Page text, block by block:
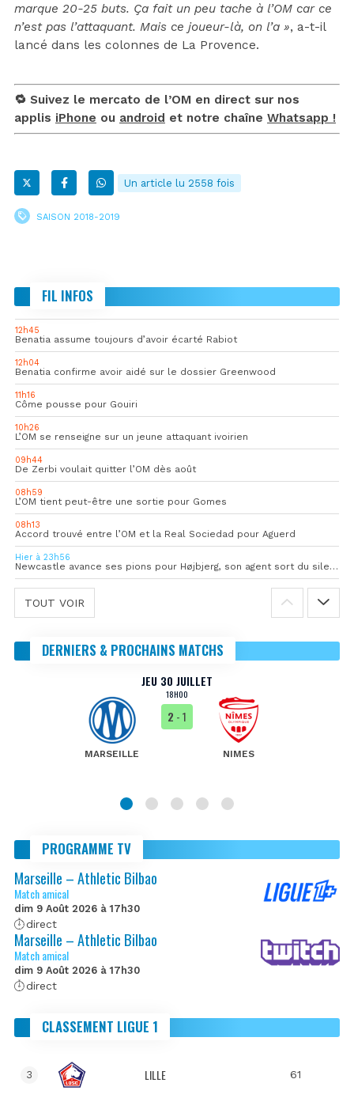
marque 20-25 buts. Ça fait un peu tache à l’OM car ce
n’est pas l’attaquant. Mais ce joueur-là, on l’a », a-t-il
lancé dans les colonnes de La Provence.
🔁 Suivez le mercato de l’OM en direct sur nos
applis iPhone ou android et notre chaîne Whatsapp !
Un article lu 2558 fois
SAISON 2018-2019
FIL INFOS
12h45
Benatia assume toujours d’avoir écarté Rabiot
12h04
Benatia confirme avoir aidé sur le dossier Greenwood
11h16
Côme pousse pour Gouiri
10h26
L’OM se renseigne sur un jeune attaquant ivoirien
09h44
De Zerbi voulait quitter l’OM dès août
08h59
L’OM tient peut-être une sortie pour Gomes
08h13
Accord trouvé entre l’OM et la Real Sociedad pour Aguerd
Hier à 23h56
Newcastle avance ses pions pour Højbjerg, son agent sort du silence
TOUT VOIR
DERNIERS & PROCHAINS MATCHS
JEU 30 JUILLET
18H00
MARSEILLE
2 - 1
NIMES
PROGRAMME TV
Marseille – Athletic Bilbao
Match amical
dim 9 Août 2026 à 17h30
direct
Marseille – Athletic Bilbao
Match amical
dim 9 Août 2026 à 17h30
direct
CLASSEMENT LIGUE 1
3 LILLE 61